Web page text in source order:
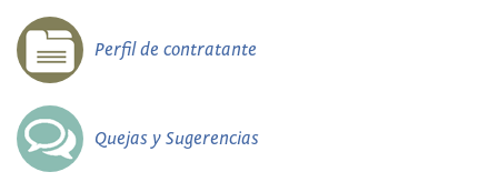
Perfil de contratante
Quejas y Sugerencias